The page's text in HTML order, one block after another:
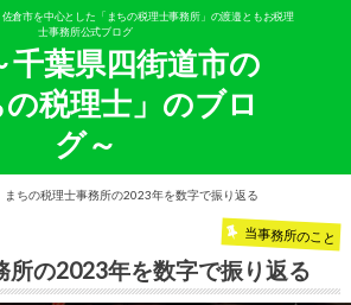
倉市を中心とした「まちの税理士事務所」の渡邉ともお税理
士事務所公式ブログ
千葉県四街道市の
の税理士」のブロ
グ～
まちの税理士事務所の2023年を数字で振り返る
当事務所のこと
所の2023年を数字で振り返る